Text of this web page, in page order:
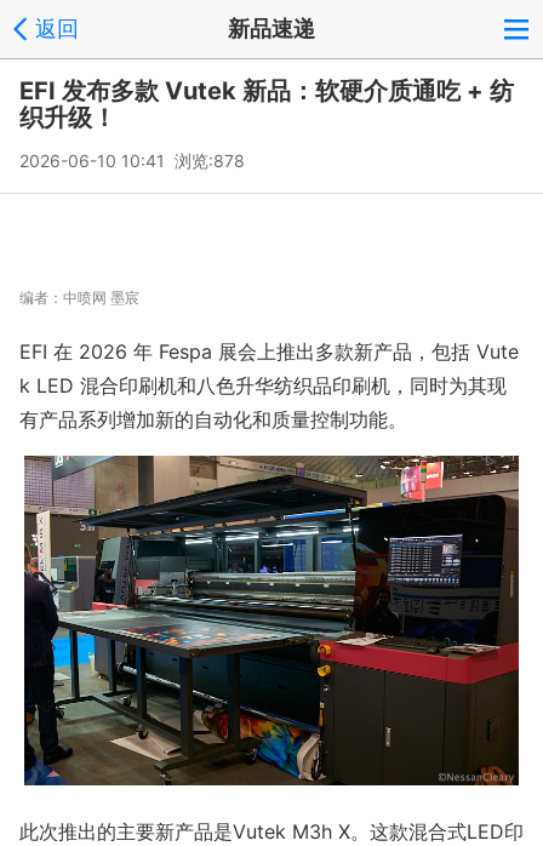
返回 新品速递
EFI 发布多款 Vutek 新品：软硬介质通吃 + 纺
织升级！
2026-06-10 10:41 浏览:878
编者： 中喷网 墨宸
EFI 在 2026 年 Fespa 展会上推出多款新产品，包括 Vute
k LED 混合印刷机和八色升华纺织品印刷机，同时为其现
有产品系列增加新的自动化和质量控制功能。
此次推出的主要新产品是Vutek M3h X。这款混合式LED印